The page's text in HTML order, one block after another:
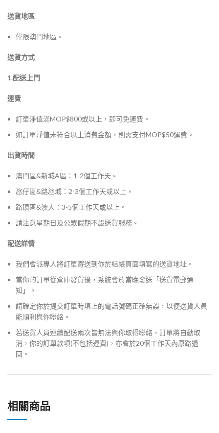
送貨地區
僅限澳門地區。
送貨方式
1.配送上門
運費
訂單淨值滿MOP$800或以上，即可免運費。
如訂單淨值未符合以上消費金額，則需支付MOP$50運費。
出貨時間
澳門區&新城A區：1-2個工作天。
氹仔區&路氹城：2-3個工作天或以上。
路環區&澳大：3-5個工作天或以上。
請注意星期日及公眾假期不設送貨服務。
配送詳情
我們會派專人將訂單寄送到你於結帳頁面填寫的送貨地址。
當你的訂單從倉庫發貨後，系統會於當晚發送「送貨電郵通
知」。
請確定你於提交訂單時填上的電話號碼正確無誤，以便送貨人員
能順利與你聯絡。
若送貨人員連續配送兩次皆無法與你取得聯絡，訂單將自動取
消，你的訂單款項(不包括運費)，亦會於20個工作天內原路退
回。
相關商品